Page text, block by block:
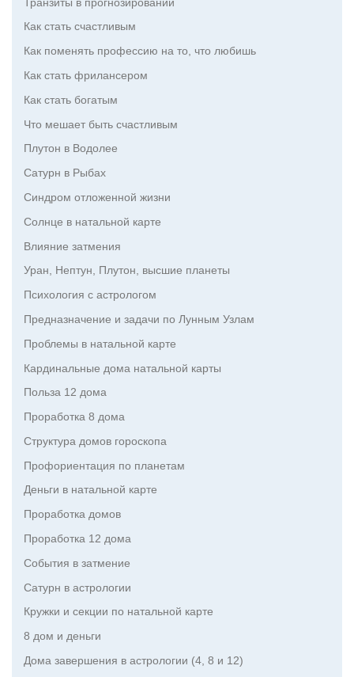
Как стать счастливым
Как поменять профессию на то, что любишь
Как стать фрилансером
Как стать богатым
Что мешает быть счастливым
Плутон в Водолее
Сатурн в Рыбах
Синдром отложенной жизни
Солнце в натальной карте
Влияние затмения
Уран, Нептун, Плутон, высшие планеты
Психология с астрологом
Предназначение и задачи по Лунным Узлам
Проблемы в натальной карте
Кардинальные дома натальной карты
Польза 12 дома
Проработка 8 дома
Структура домов гороскопа
Профориентация по планетам
Деньги в натальной карте
Проработка домов
Проработка 12 дома
События в затмение
Сатурн в астрологии
Кружки и секции по натальной карте
8 дом и деньги
Дома завершения в астрологии (4, 8 и 12)